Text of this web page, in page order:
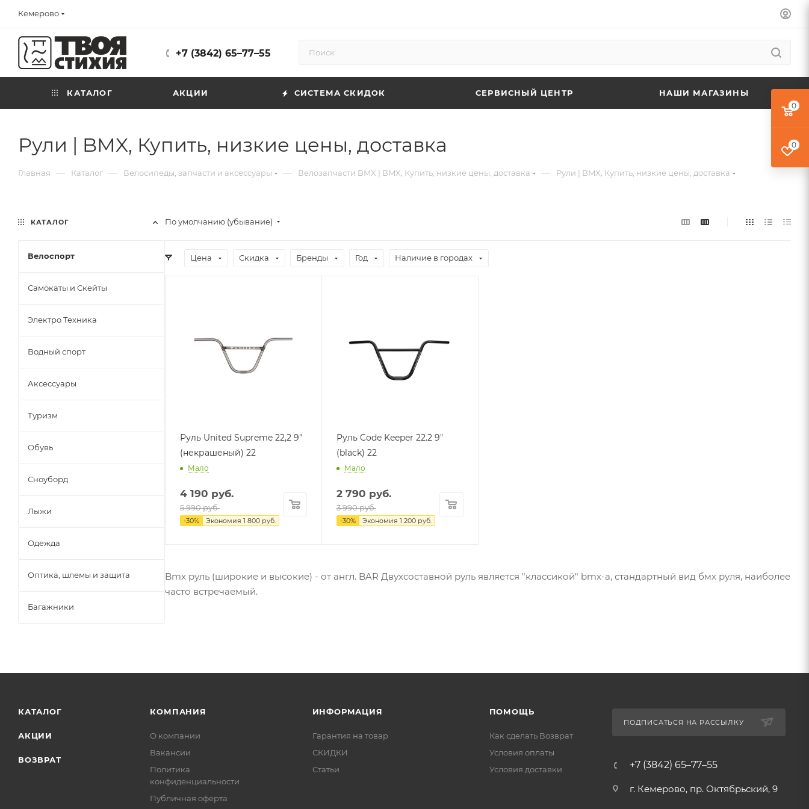
Кемерово
+7 (3842) 65–77–55
КАТАЛОГ АКЦИИ СИСТЕМА СКИДОК СЕРВИСНЫЙ ЦЕНТР НАШИ МАГАЗИНЫ
Рули | BMX, Купить, низкие цены, доставка
Главная — Каталог — Велосипеды, запчасти и аксессуары — Велозапчасти BMX | BMX, Купить, низкие цены, доставка — Рули | BMX, Купить, низкие цены, доставка
По умолчанию (убывание)
Цена Скидка Бренды Год Наличие в городах
Руль United Supreme 22,2 9"
(некрашеный) 22
Мало
4 190 руб.
5 990руб.
-30% Экономия 1 800 руб.
Руль Code Keeper 22.2 9"
(black) 22
Мало
2 790 руб.
3 990руб.
-30% Экономия 1 200руб.
Bmx руль (широкие и высокие) - от англ. BAR Двухсоставной руль является "классикой" bmx-а, стандартный вид бмх руля, наиболее
часто встречаемый.
КАТАЛОГ
Велоспорт
Самокаты и Скейты
Электро Техника
Водный спорт
Аксессуары
Туризм
Обувь
Сноуборд
Лыжи
Одежда
Оптика, шлемы и защита
Багажники
КАТАЛОГ
АКЦИИ
ВОЗВРАТ
КОМПАНИЯ
О компании
Вакансии
Политика
конфиденциальности
Публичная оферта
ИНФОРМАЦИЯ
Гарантия на товар
СКИДКИ
Статьи
ПОМОЩЬ
Как сделать Возврат
Условия оплаты
Условия доставки
ПОДПИСАТЬСЯ НА РАССЫЛКУ
+7 (3842) 65–77–55
г. Кемерово, пр. Октябрьский, 9
0
0